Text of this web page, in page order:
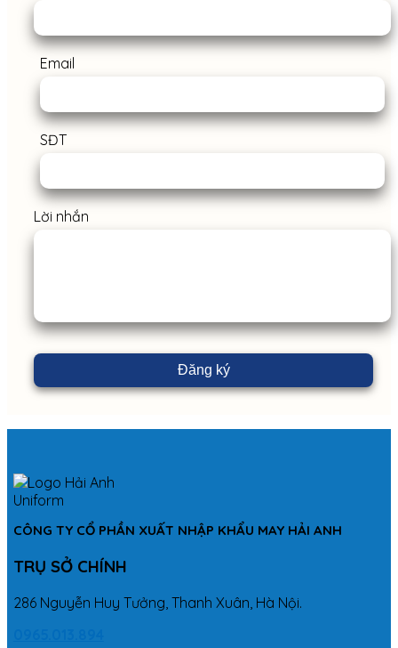
Email
SĐT
Lời nhắn
CÔNG TY CỔ PHẦN XUẤT NHẬP KHẨU MAY HẢI ANH
TRỤ SỞ CHÍNH
286 Nguyễn Huy Tưởng, Thanh Xuân, Hà Nội.